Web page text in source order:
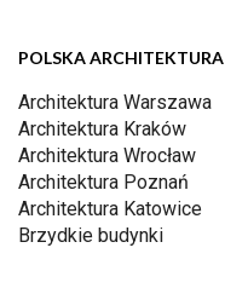
POLSKA ARCHITEKTURA
Architektura Warszawa
Architektura Kraków
Architektura Wrocław
Architektura Poznań
Architektura Katowice
Brzydkie budynki